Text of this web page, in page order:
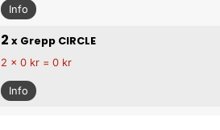
Info
2 x Grepp CIRCLE
2 x 0 kr = 0 kr
Info